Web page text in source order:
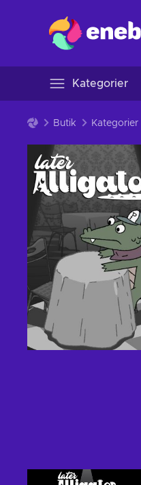
Kategorier
Butik Kategorier